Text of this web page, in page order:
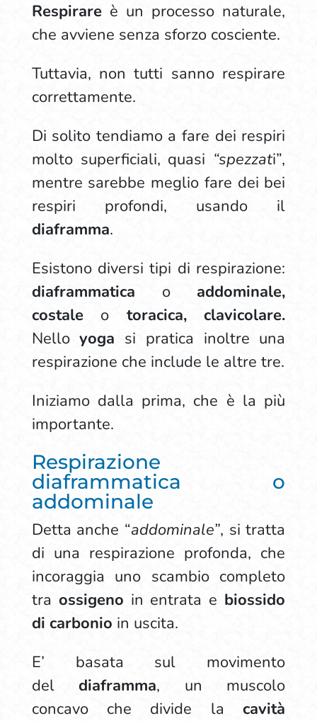
Respirareè un processo naturale,
che avviene senza sforzo cosciente.
Tuttavia, non tutti sanno respirare
correttamente.
Di solito tendiamo a fare dei respiri
molto superficiali, quasi “spezzati”,
mentre sarebbe meglio fare dei bei
respiri profondi, usando il
diaframma.
Esistono diversi tipi di respirazione:
diaframmatica oaddominale,
costale o toracica, clavicolare.
Nelloyoga si pratica inoltre una
respirazione che include le altre tre.
Iniziamo dalla prima, che è la più
importante.
Respirazione
diaframmatica o
addominale
Detta anche “addominale”, si tratta
di una respirazione profonda, che
incoraggia uno scambio completo
tra ossigeno in entrata e biossido
di carbonio in uscita.
E’ basata sul movimento
deldiaframma, un muscolo
concavo che divide lacavità